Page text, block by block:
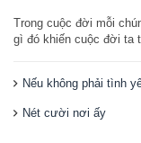
Trong cuộc đời mỗi
gì đó khiến cuộc đời ta
Nếu không phải tình
Nét cười nơi ấy